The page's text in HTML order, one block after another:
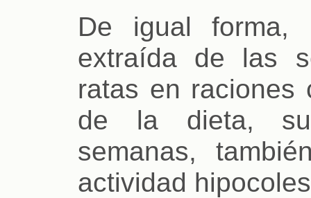
De igual forma,
extraída de las
ratas en raciones
de la dieta,
semanas,
actividad